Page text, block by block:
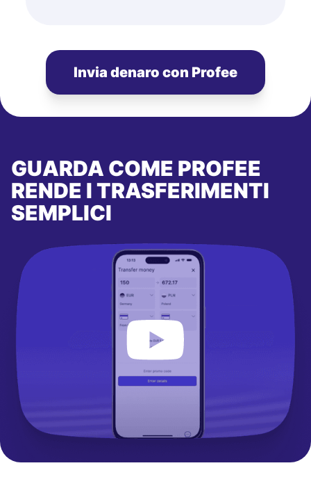
Invia denaro con Profee
GUARDA COME PROFEE
RENDE I TRASFERIMENTI
SEMPLICI